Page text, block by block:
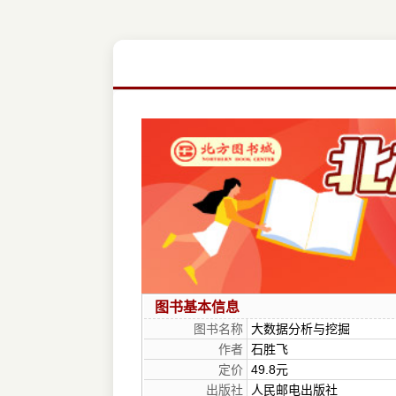
图书基本信息
图书名称 大数据分析与挖掘
作者 石胜飞
定价 49.8元
出版社
人民邮电出版社